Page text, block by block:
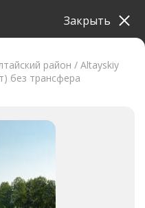
район / Altayskiy
без трансфера
Закрыть